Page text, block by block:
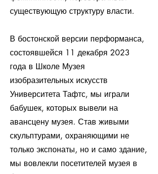
существующую структуру власти.
В бостонской версии перформанса,
состоявшейся 11 декабря 2023
года в Школе Музея
изобразительных искусств
Университета Тафтс, мы играли
бабушек, которых вывели на
авансцену музея. Став живыми
скульптурами, охраняющими не
только экспонаты, но и само здание,
мы вовлекли посетителей музея в